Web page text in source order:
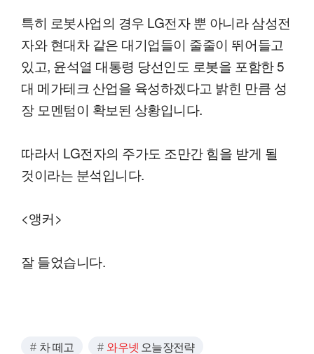
특히 로봇사업의 경우 LG전자 뿐 아니라 삼성전
자와 현대차 같은 대기업들이 줄줄이 뛰어들고
있고, 윤석열 대통령 당선인도 로봇을 포함한 5
대 메가테크 산업을 육성하겠다고 밝힌 만큼 성
장 모멘텀이 확보된 상황입니다.
따라서 LG전자의 주가도 조만간 힘을 받게 될
것이라는 분석입니다.
<앵커>
잘 들었습니다.
차 떼고 와우넷 오늘장전략